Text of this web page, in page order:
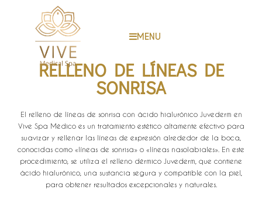
MENU
RELLENO DE LÍNEAS DE
SONRISA
El relleno de líneas de sonrisa con ácido hialurónico Juvederm en
Vive Spa Médico es un tratamiento estético altamente efectivo para
suavizar y rellenar las líneas de expresión alrededor de la boca,
conocidas como «líneas de sonrisa» o «líneas nasolabiales». En este
procedimiento, se utiliza el relleno dérmico Juvederm, que contiene
ácido hialurónico, una sustancia segura y compatible con la piel,
para obtener resultados excepcionales y naturales.